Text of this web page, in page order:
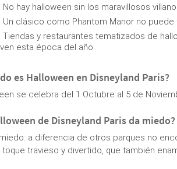
No hay halloween sin los maravillosos
Un clásico como Phantom Manor no
Tiendas y restaurantes tematizados de
esta época del año.
es Halloween en Disneyland Paris?
se celebra del 1 Octubre al 5 de
de Disneyland Paris da miedo?
a diferencia de otros parques no
toque travieso y divertido, que también